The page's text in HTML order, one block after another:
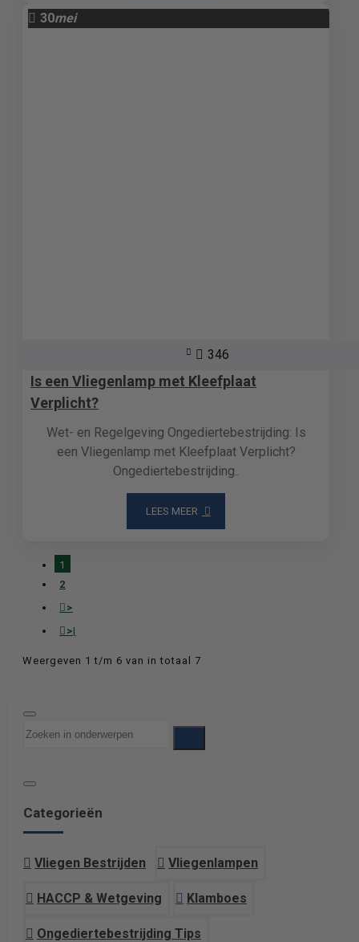
30mei
346
Is een Vliegenlamp met Kleefplaat
Verplicht?
Wet- en Regelgeving Ongediertebestrijding: Is
een Vliegenlamp met Kleefplaat Verplicht?
Ongediertebestrijding..
LEES MEER
1
2
>
>|
Weergeven 1 t/m 6 van in totaal 7
Categorieën
Vliegen Bestrijden Vliegenlampen
HACCP & Wetgeving Klamboes
Ongediertebestrijding Tips